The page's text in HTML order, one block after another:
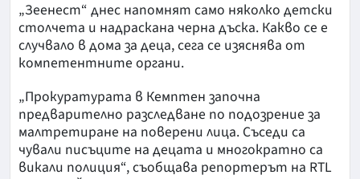
„Зеенест“ днес напомнят само няколко детски
столчета и надраскана черна дъска. Какво се е
случвало в дома за деца, сега се изяснява от
компетентните органи.
„Прокуратурата в Кемптен започна
предварително разследване по подозрение за
малтретиране на поверени лица. Съседи са
чували писъците на децата и многократно са
викали полиция“, съобщава репортерът на RTL